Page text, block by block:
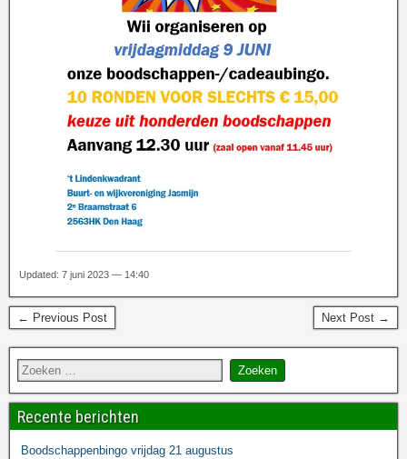
Updated: 7 juni 2023 — 14:40
← Previous Post Next Post →
Recente berichten
Boodschappenbingo vrijdag 21 augustus